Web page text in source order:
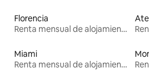
Florencia
Renta mensual de alojamientos
Miami
Renta mensual de alojamientos